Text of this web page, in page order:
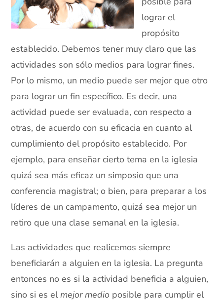
lograr el
propósito
establecido. Debemos tener muy claro que las
actividades son sólo medios para lograr fines.
Por lo mismo, un medio puede ser mejor que otro
para lograr un fin específico. Es decir, una
actividad puede ser evaluada, con respecto a
otras, de acuerdo con su eficacia en cuanto al
cumplimiento del propósito establecido. Por
ejemplo, para enseñar cierto tema en la iglesia
quizá sea más eficaz un simposio que una
conferencia magistral; o bien, para preparar a los
líderes de un campamento, quizá sea mejor un
retiro que una clase semanal en la iglesia.
Las actividades que realicemos siempre
beneficiarán a alguien en la iglesia. La pregunta
entonces no es si la actividad beneficia a alguien,
sino si es elmejor medio posible para cumplir el